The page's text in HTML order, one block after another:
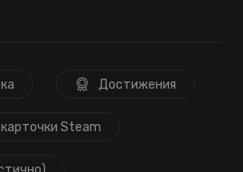
Достижения
Steam